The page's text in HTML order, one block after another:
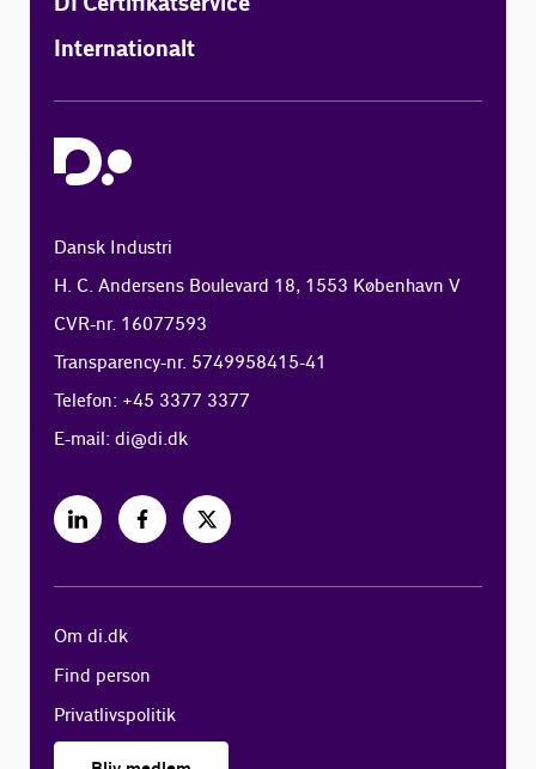
Internationalt
Dansk Industri
H. C. Andersens Boulevard 18, 1553 København V
CVR-nr. 16077593
Transparency-nr. 5749958415-41
Telefon: +45 3377 3377
E-mail:di@di.dk
Om di.dk
Find person
Privatlivspolitik